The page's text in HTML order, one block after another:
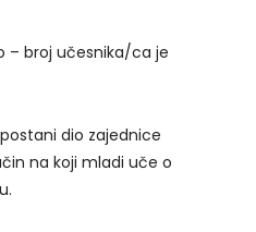
– broj učesnika/ca je
dio zajednice
na koji mladi uče o